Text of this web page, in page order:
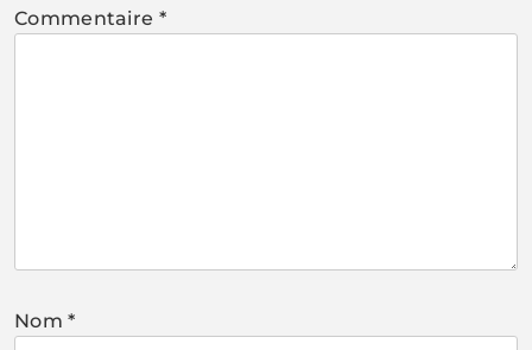
Commentaire *
Nom*